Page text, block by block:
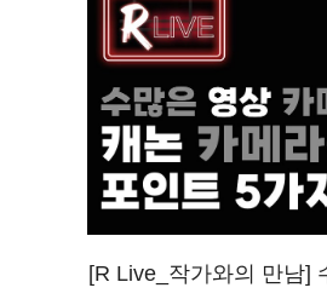
[R Live_작가와의 만남]